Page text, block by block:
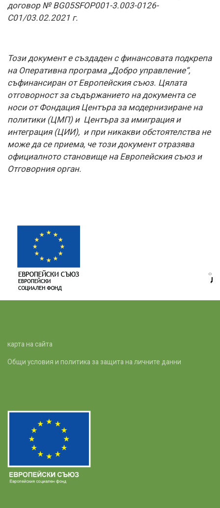
договор № BG05SFOP001-3.003-0126-
С01/03.02.2021 г.
Този документ е създаден с финансовата подкрепа
на Оперативна програма „Добро управление“,
съфинансиран от Европейския съюз. Цялата
отговорност за съдържанието на документа се
носи от Фондация Центъра за модернизиране на
политики (ЦМП) и Центъра за имиграция и
интеграция (ЦИИ), и при никакви обстоятелства не
може да се приема, че този документ отразява
официалното становище на Европейския съюз и
Отговорния орган.
карта на сайта
Общи условия и политика за защита на личните данни